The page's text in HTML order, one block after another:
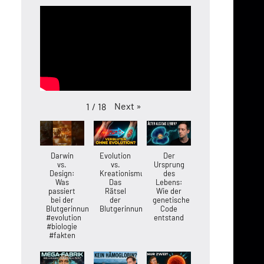
1 / 18 Next »
Darwin
vs.
Design:
Was
passiert
bei der
Blutgerinnung?
#evolution
#biologie
#fakten
Evolution
vs.
Kreationismus:
Das
Rätsel
der
Blutgerinnung
Der
Ursprung
des
Lebens:
Wie der
genetische
Code
entstand